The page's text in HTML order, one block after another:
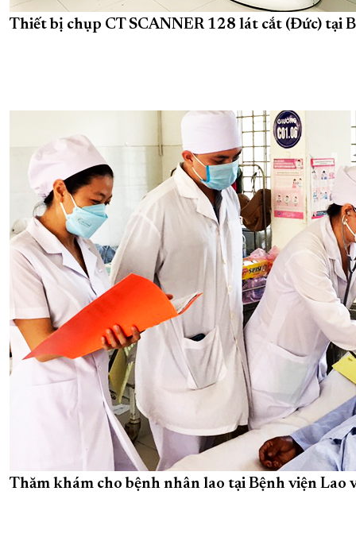
Thiết bị chụp CT SCANNER 128 lát cắt (Đức) tại
Thăm khám cho bệnh nhân lao tại Bệnh viện Lao